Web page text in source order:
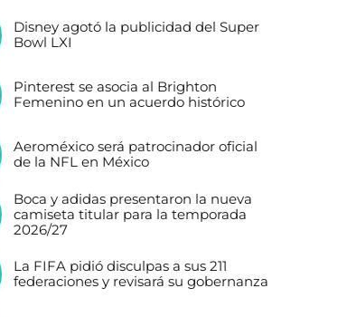
Disney agotó la publicidad del Super
Bowl LXI
Pinterest se asocia al Brighton
Femenino en un acuerdo histórico
Aeroméxico será patrocinador oficial
de la NFL en México
Boca y adidas presentaron la nueva
camiseta titular para la temporada
2026/27
La FIFA pidió disculpas a sus 211
federaciones y revisará su gobernanza